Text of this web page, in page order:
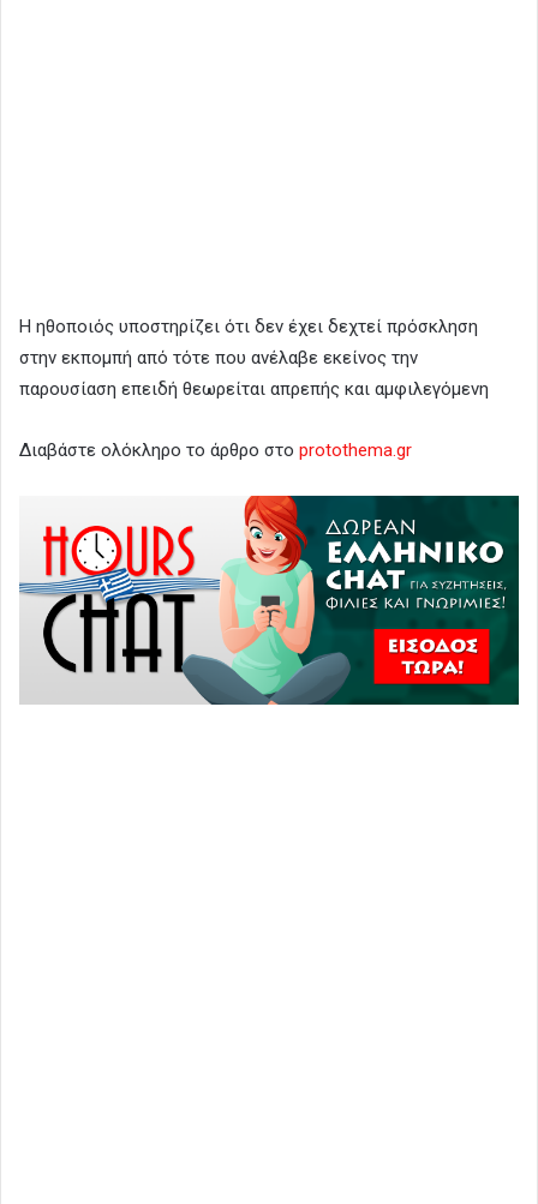
Η ηθοποιός υποστηρίζει ότι δεν έχει δεχτεί πρόσκληση
στην εκπομπή από τότε που ανέλαβε εκείνος την
παρουσίαση επειδή θεωρείται απρεπής και αμφιλεγόμενη
Διαβάστε ολόκληρο το άρθρο στο protothema.gr